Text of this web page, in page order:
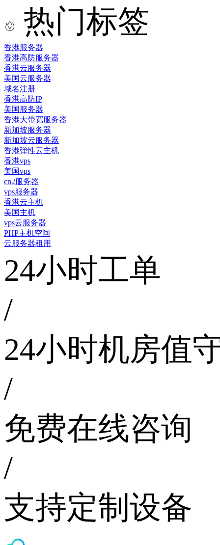
热门标签
香港服务器
香港高防服务器
香港云服务器
美国云服务器
域名注册
香港高防IP
美国服务器
香港大带宽服务器
新加坡服务器
新加坡云服务器
香港弹性云主机
香港vps
美国vps
cn2服务器
vps服务器
香港云主机
美国主机
vps云服务器
PHP主机空间
云服务器租用
24小时工单
/
24小时机房值
/
免费在线咨询
/
支持定制设备